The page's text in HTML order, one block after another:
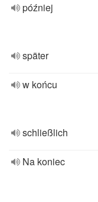
później
später
w końcu
schließlich
Na koniec